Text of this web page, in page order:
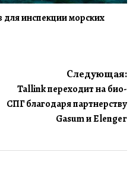
инспекции морских
Следующая:
Tallink переходит на био-
СПГ благодаря партнерству
Gasum и Elenger